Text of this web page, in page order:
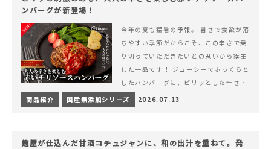
ンバーグが新登場！
今年の夏も猛暑の予報。 暑さで食欲が落
ちやすい季節だからこそ、この辛さで乗
り切っていただきたいとの思いから誕生
した一品です！ ジューシーでふっくらと
したハンバーグに、ピリッとした辛さと
コク深い旨みが楽しめる特製チリソース
&hellip; 続きを読む ピリッと刺激のあ
商品紹介 国産無添加シリーズ 2026.07.13
麹屋が仕込んだ甘酒コチュジャンに、和の出汁を重ねて。発